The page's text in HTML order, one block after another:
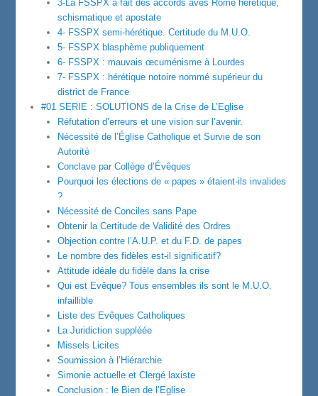
3-La FSSPX a fait des accords aves Rome hérétique,
schismatique et apostate
4- FSSPX semi-hérétique. Certitude du M.U.O.
5- FSSPX blasphème publiquement
6- FSSPX : mauvais œcuménisme à Lourdes
7- FSSPX : hérétique notoire nommé supérieur du
district de France
#01 SERIE : SOLUTIONS de la Crise de L’Eglise
Réfutation d’erreurs et une vision sur l’avenir.
Nécessité de l’Église Catholique et Survie de son
Autorité
Conclave par Collège d’Évêques
Pourquoi les élections de « papes » étaient-ils invalides
?
Nécessité de Conciles sans Pape
Obtenir la Certitude de Validité des Ordres
Objection contre l’A.U.P. et du F.D. de papes
Le nombre des fidèles est-il significatif?
Attitude idéale du fidèle dans la crise
Qui est Evêque? Tous ensembles ils sont le M.U.O.
infaillible
Liste des Evêques Catholiques
La Juridiction suppléée
Missels Licites
Soumission à l’Hiérarchie
Simonie actuelle et Clergé laxiste
Conclusion : le Bien de l’Eglise